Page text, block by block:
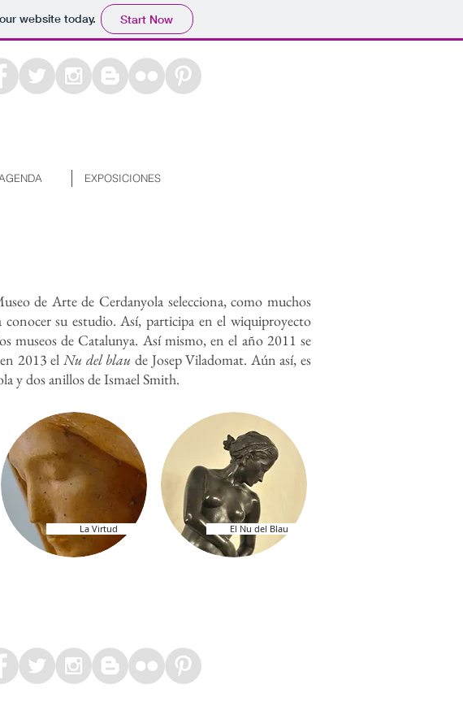
website today. Start Now
CAT
EXPOSICIONES
de Arte de Cerdanyola selecciona, como muchos
su estudio. Así, participa en el wiquiproyecto
museos de Catalunya. Así mismo, en el año 2011 se
2013 el Nu del blau de Josep Viladomat. Aún así, es
y dos anillos de Ismael Smith.
La Virtud El Nu del Blau